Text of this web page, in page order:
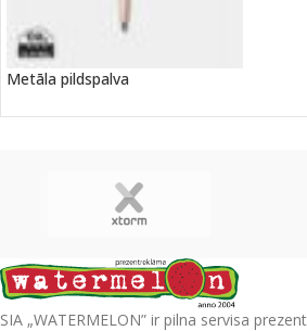
Metāla pildspalva
SIA „WATERMELON” ir pilna servisa